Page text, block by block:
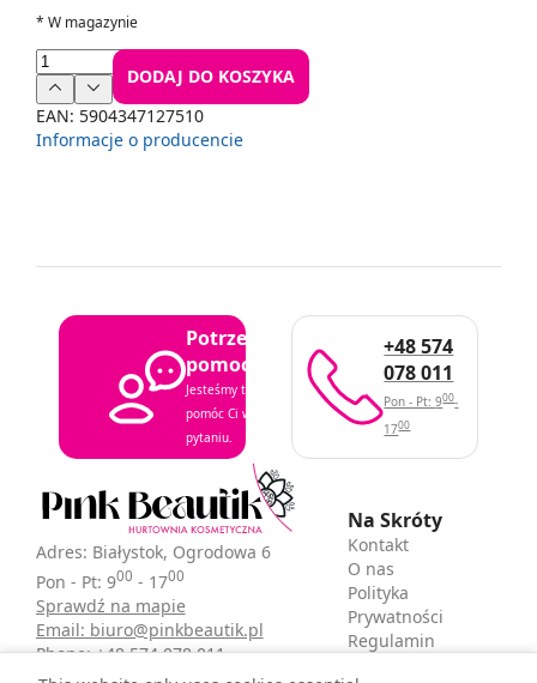
* W magazynie
DODAJ DO KOSZYKA
EAN: 5904347127510
Informacje o producencie
Potrzebujesz
pomocy?
Jesteśmy tutaj, aby
pomóc Ci w każdym
pytaniu.
+48 574
078 011
Pon - Pt: 900-
1700
Adres: Białystok, Ogrodowa 6
Pon - Pt: 900 - 1700
Sprawdź na mapie
Email: biuro@pinkbeautik.pl
Phone: +48 574 078 011
Na Skróty
Kontakt
O nas
Polityka
Prywatności
Regulamin